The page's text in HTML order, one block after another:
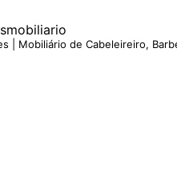
| Mobiliário de Cabeleireiro,